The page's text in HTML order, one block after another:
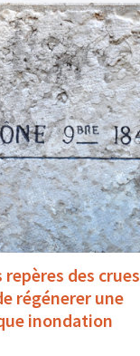
des crues
régénerer une
inondation